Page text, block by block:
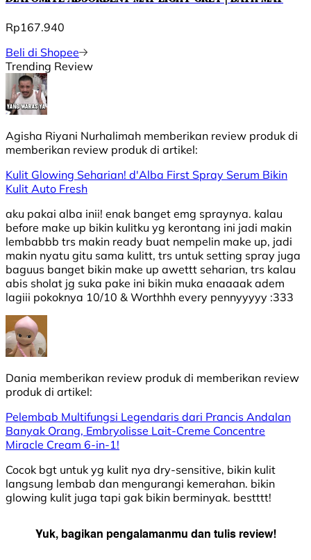
Rp167.940
Beli di Shopee
Trending Review
Agisha Riyani Nurhalimah memberikan review produk di
memberikan review produk di artikel:
Kulit Glowing Seharian! d'Alba First Spray Serum Bikin
Kulit Auto Fresh
aku pakai alba inii! enak banget emg spraynya. kalau
before make up bikin kulitku yg kerontang ini jadi makin
lembabbb trs makin ready buat nempelin make up, jadi
makin nyatu gitu sama kulitt, trs untuk setting spray juga
baguus banget bikin make up awettt seharian, trs kalau
abis sholat jg suka pake ini bikin muka enaaaak adem
lagiii pokoknya 10/10 & Worthhh every pennyyyyy :333
Dania memberikan review produk di memberikan review
produk di artikel:
Pelembab Multifungsi Legendaris dari Prancis Andalan
Banyak Orang, Embryolisse Lait-Creme Concentre
Miracle Cream 6-in-1!
Cocok bgt untuk yg kulit nya dry-sensitive, bikin kulit
langsung lembab dan mengurangi kemerahan. bikin
glowing kulit juga tapi gak bikin berminyak. bestttt!